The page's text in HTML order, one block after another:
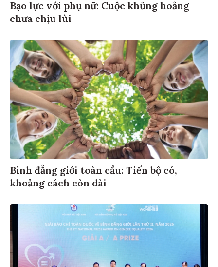
Bạo lực với phụ nữ: Cuộc khủng hoảng
chưa chịu lùi
Bình đẳng giới toàn cầu: Tiến bộ có,
khoảng cách còn dài